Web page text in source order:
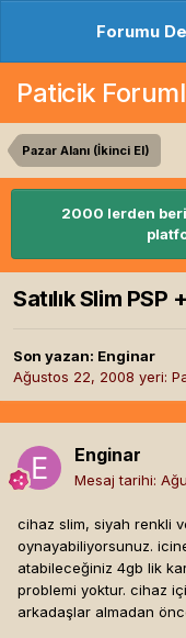
Forumu
Paticik
Pazar Alanı (İkinci El)
2000 lerden beri
Satılık Slim
Son yazan: Enginar
Ağustos 22, 2008 yeri:
Enginar
Mesaj tarihi:
cihaz slim, siyah renkli
oynayabiliyorsunuz.
atabileceğiniz 4gb lik
problemi yoktur. cihaz
arkadaşlar almadan